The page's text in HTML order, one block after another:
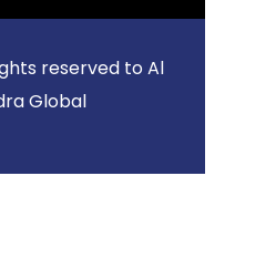
reserved to Al
Global